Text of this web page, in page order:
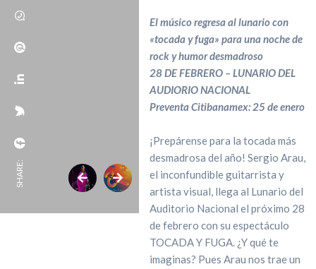
SHARE:
El músico regresa al lunario con
«tocada y fuga» para una noche de
rock y humor desmadroso
28 DE FEBRERO – LUNARIO DEL
AUDIORIO NACIONAL
Preventa Citibanamex: 25 de enero
¡Prepárense para la tocada más
desmadrosa del año! Sergio Arau,
el inconfundible guitarrista y
artista visual, llega al Lunario del
Auditorio Nacional el próximo 28
de febrero con su espectáculo
TOCADA Y FUGA. ¿Y qué te
imaginas? Pues Arau nos trae un